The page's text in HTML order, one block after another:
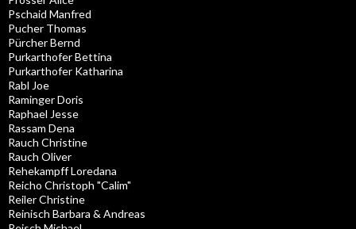
Pschaid Manfred
Pucher Thomas
Pürcher Bernd
Purkarthofer Bettina
Purkarthofer Katharina
Rabl Joe
Raminger Doris
Raphael Jesse
Rassam Dena
Rauch Christine
Rauch Oliver
Rehekampff Loredana
Reicho Christoph "Calim"
Reiler Christine
Reinisch Barbara & Andreas